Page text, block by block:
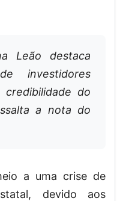
Leão destaca
investidores
do
a nota do
a uma crise de
devido aos